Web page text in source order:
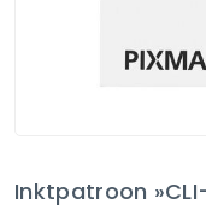
Inktpatroon